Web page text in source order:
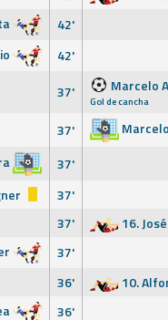
42'
42'
37'
Marcelo
Gol de cancha
37'
37'
37'
37'
16.
37'
36'
10.
36'